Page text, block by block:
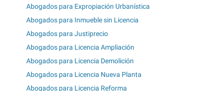
Abogados para Expropiación Urbanística
Abogados para Inmueble sin Licencia
Abogados para Justiprecio
Abogados para Licencia Ampliación
Abogados para Licencia Demolición
Abogados para Licencia Nueva Planta
Abogados para Licencia Reforma